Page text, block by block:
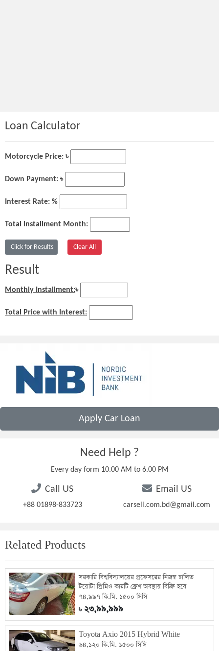
Loan Calculator
Motorcycle Price: ৳
Down Payment: ৳
Interest Rate: %
Total Installment Month:
Result
Monthly Installment:৳
Total Price with Interest:
Apply Car Loan
Need Help ?
Every day form 10.00 AM to 6.00 PM
Call US
+88 01898-833723
Email US
carsell.com.bd@gmail.com
Related Products
সরকারি বিশ্ববিদ্যালয়ের প্রফেসরের নিজস্ব চালিত
টয়োটা প্রিমিও কারটি ফ্রেশ অবস্থায় বিক্রি হবে
৭৪,৯৯৭ কি.মি. ১৫০০ সিসি
৳২৩,৯৯,৯৯৯
Toyota Axio 2015 Hybrid White
৬৪,১২০ কি.মি. ১৫০০ সিসি